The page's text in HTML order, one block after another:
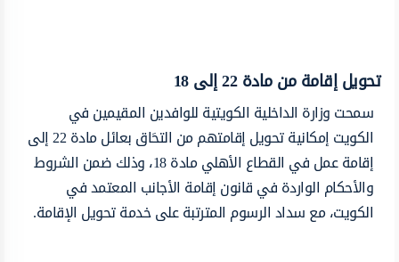
تحويل إقامة من مادة 22 إلى 18
سمحت وزارة الداخلية الكويتية للوافدين المقيمين في
الكويت إمكانية تحويل إقامتهم من التحَاق بعائل مادة 22 إلى
إقامة عمل في القطاع الأهلي مادة 18، وذلك ضمن الشروط
والأحكام الواردة في قانون إقامة الأجانب المعتمد في
الكويت، مع سداد الرسوم المترتبة على خدمة تحويل الإقامة.